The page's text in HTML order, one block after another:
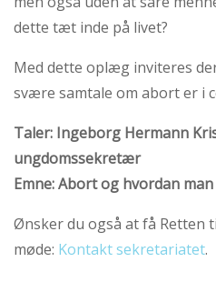
2.1:
Aktioner
aktioner
2.4:
Abortmindelunden
2.5:
Abortlinien
2.6:Unge
abort
dette tæt inde på livet?
Med dette oplæg inviteres
svære samtale om abort er i
Taler: Ingeborg Hermann
ungdomssekretær
Emne: Abort og hvordan
Ønsker du også at få Retten
møde: Kontakt sekretariatet.